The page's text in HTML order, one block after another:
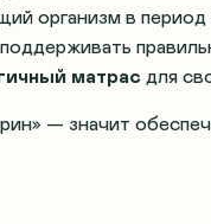
организм в период
матрас для
— значит